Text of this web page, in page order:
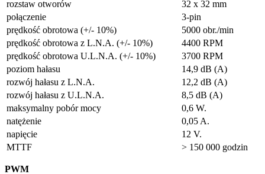
rozstaw otworów
32 x 32 mm
połączenie
3-pin
prędkość obrotowa (+/- 10%)
5000 obr./min
prędkość obrotowa z L.N.A. (+/- 10%)
4400 RPM
prędkość obrotowa U.L.N.A. (+/- 10%)
3700 RPM
poziom hałasu
14,9 dB (A)
rozwój hałasu z L.N.A.
12,2 dB (A)
rozwój hałasu z U.L.N.A.
8,5 dB (A)
maksymalny pobór mocy
0,6 W.
natężenie
0,05 A.
napięcie
12 V.
MTTF
> 150 000 godzin
PWM